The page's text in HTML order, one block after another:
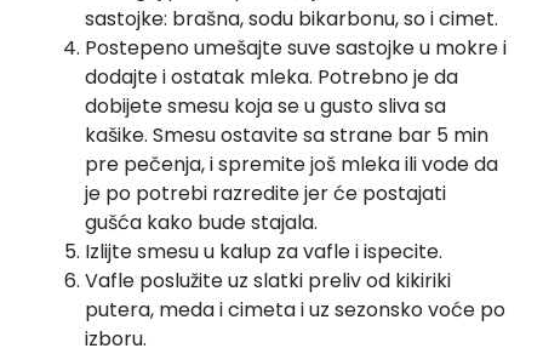
sastojke: brašna, sodu bikarbonu, so i cimet.
Postepeno umešajte suve sastojke u mokre i
dodajte i ostatak mleka. Potrebno je da
dobijete smesu koja se u gusto sliva sa
kašike. Smesu ostavite sa strane bar 5 min
pre pečenja, i spremite još mleka ili vode da
je po potrebi razredite jer će postajati
gušća kako bude stajala.
Izlijte smesu u kalup za vafle i ispecite.
Vafle poslužite uz slatki preliv od kikiriki
putera, meda i cimeta i uz sezonsko voće po
izboru.